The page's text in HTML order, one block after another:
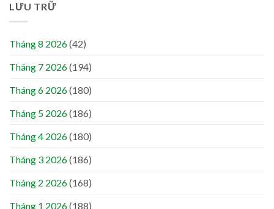
LƯU TRỮ
Tháng 8 2026(42)
Tháng 7 2026(194)
Tháng 6 2026(180)
Tháng 5 2026(186)
Tháng 4 2026(180)
Tháng 3 2026(186)
Tháng 2 2026(168)
Tháng 1 2026(188)